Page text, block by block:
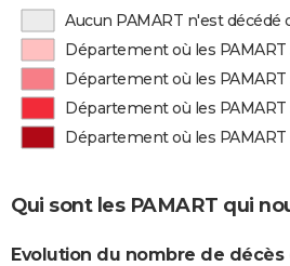
Aucun PAMART n'est
Département où les
Département où les
Département où les
Département où les
Qui sont les PAMART qui
Evolution du nombre de décès